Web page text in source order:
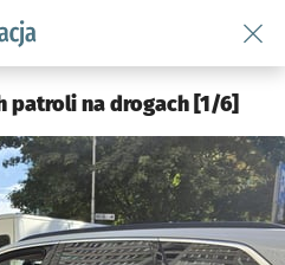
podserwis: Komunikacja
patroli na drogach [1/6]